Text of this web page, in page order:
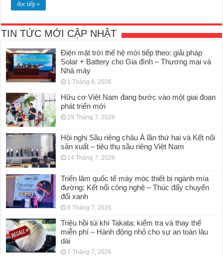
đọc tiếp »
TIN TỨC MỚI CẬP NHẬT
Điện mặt trời thế hệ mới tiếp theo: giải pháp
Solar + Battery cho Gia đình – Thương mại và
Nhà máy
1 Tháng 8, 2026
Hữu cơ Việt Nam đang bước vào một giai đoạn
phát triển mới
29 Tháng 7, 2026
Hội nghị Sầu riêng châu Á lần thứ hai và Kết nối
sản xuất – tiêu thụ sầu riêng Việt Nam
14 Tháng 7, 2026
Triển lãm quốc tế máy móc thiết bị ngành mía
đường: Kết nối công nghệ – Thúc đẩy chuyển
đổi xanh
8 Tháng 7, 2026
Triệu hồi túi khí Takata: kiểm tra và thay thế
miễn phí – Hành động nhỏ cho sự an toàn lâu
dài
7 Tháng 7, 2026